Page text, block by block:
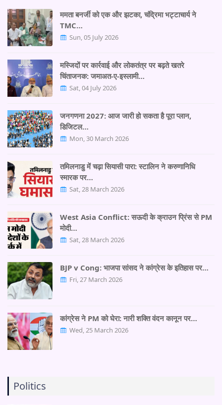
ममता बनर्जी को एक और झटका, चंद्रिमा भट्टाचार्य ने
TMC…
Sun, 05 July 2026
मस्जिदों पर कार्रवाई और लोकतंत्र पर बढ़ते खतरे
चिंताजनक: जमाअत-ए-इस्लामी…
Sat, 04 July 2026
जनगणना 2027: आज जारी हो सकता है पूरा प्लान,
डिजिटल…
Mon, 30 March 2026
तमिलनाडु में चढ़ा सियासी पारा: स्टालिन ने करुणानिधि
स्मारक पर…
Sat, 28 March 2026
West Asia Conflict: सऊदी के क्राउन प्रिंस से PM
मोदी…
Sat, 28 March 2026
BJP v Cong: भाजपा सांसद ने कांग्रेस के इतिहास पर…
Fri, 27 March 2026
कांग्रेस ने PM को घेरा: नारी शक्ति वंदन कानून पर…
Wed, 25 March 2026
Politics